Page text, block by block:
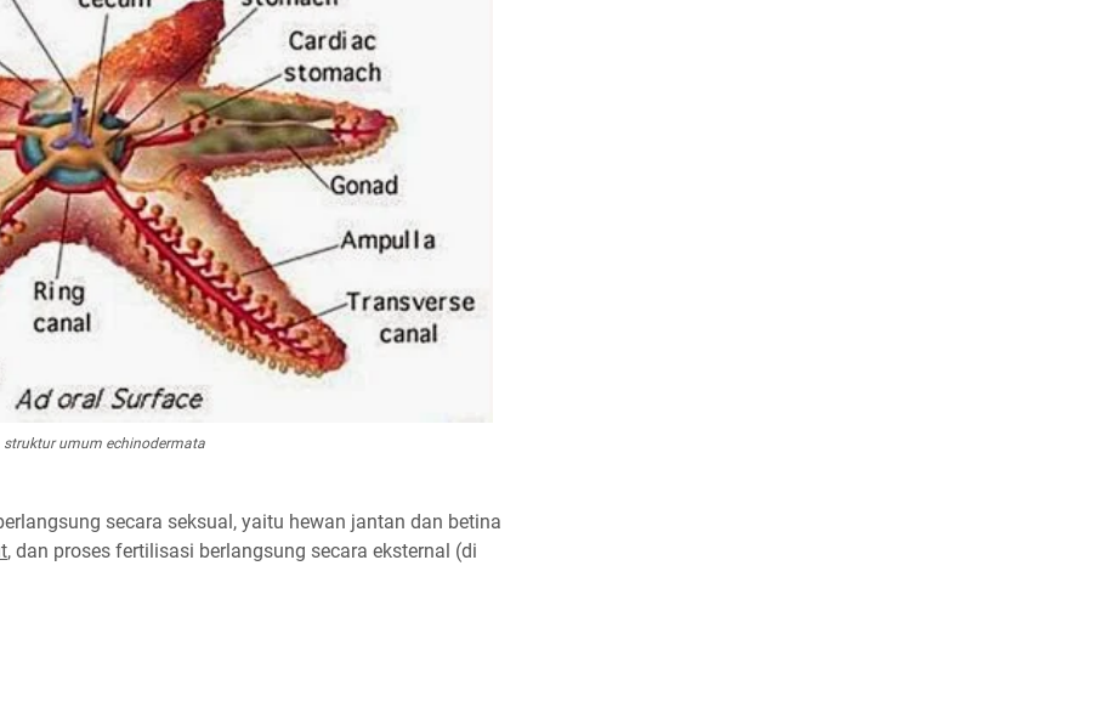
struktur umum echinodermata
secara seksual, yaitu hewan jantan dan betina
, dan proses fertilisasi berlangsung secara eksternal (di